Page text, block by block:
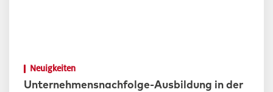
Neuigkeiten
Unternehmensnachfolge-Ausbildung in der